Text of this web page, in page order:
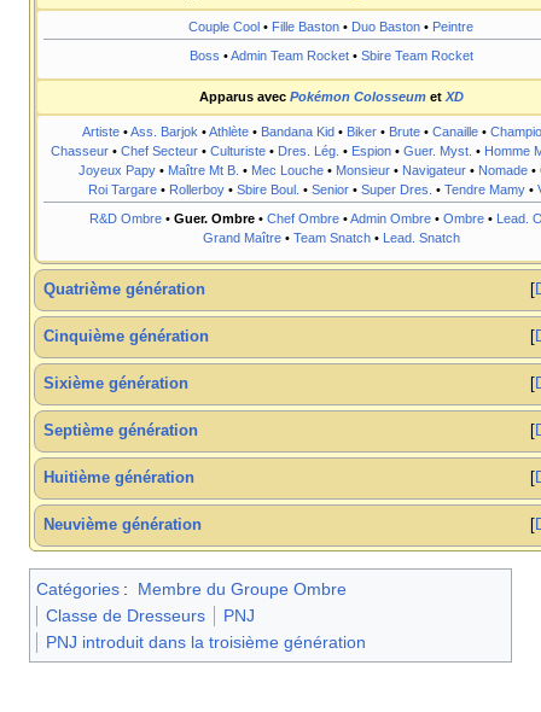
Couple Cool • Fille Baston • Duo Baston • Peintre
Boss •Admin Team Rocket• Sbire Team Rocket
Apparus avec Pokémon Colosseumet XD
Artiste •Ass. Barjok •Athlète • Bandana Kid • Biker • Brute • Canaille •
Chasseur • Chef Secteur • Culturiste • Dres. Lég. • Espion • Guer. Myst. • Homme
Joyeux Papy• Maître Mt B. • Mec Louche• Monsieur• Navigateur• Nomade•
Roi Targare • Rollerboy • Sbire Boul. • Senior • Super Dres. • Tendre Mamy •
R&D Ombre• Guer. Ombre• Chef Ombre•Admin Ombre• Ombre• Lead.
Grand Maître• Team Snatch• Lead. Snatch
Quatrième génération
Cinquième génération
Sixième génération
Septième génération
Huitième génération
Neuvième génération
Catégories :
Membre du Groupe Ombre
Classe de Dresseurs
PNJ
PNJ introduit dans la troisième génération